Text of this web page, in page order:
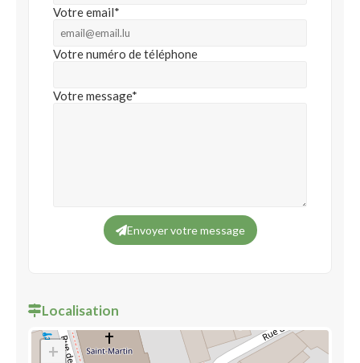
Votre email*
Votre numéro de téléphone
Votre message*
Envoyer votre message
Localisation
+